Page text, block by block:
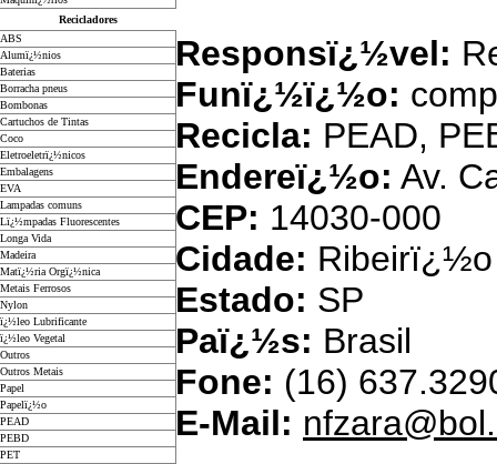
Recicladores
ABS
Alumï¿½nios
Baterias
Borracha pneus
Bombonas
Cartuchos de Tintas
Coco
Eletroeletrï¿½nicos
Embalagens
EVA
Lampadas comuns
Lï¿½mpadas Fluorescentes
Longa Vida
Madeira
Matï¿½ria Orgï¿½nica
Metais Ferrosos
Nylon
ï¿½leo Lubrificante
ï¿½leo Vegetal
Outros
Outros Metais
Papel
Papelï¿½o
PEAD
PEBD
PET
Responsï¿½vel:
Funï¿½ï¿½o:
Recicla: PEAD,
Endereï¿½o: Av.
CEP: 14030-000
Cidade:
Estado: SP
Paï¿½s: Brasil
Fone: (16)
E-Mail: